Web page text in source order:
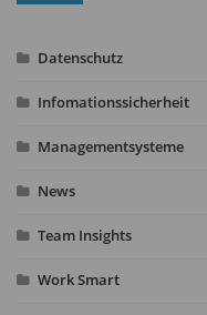
Datenschutz
Infomationssicherheit
Managementsysteme
News
Team Insights
Work Smart